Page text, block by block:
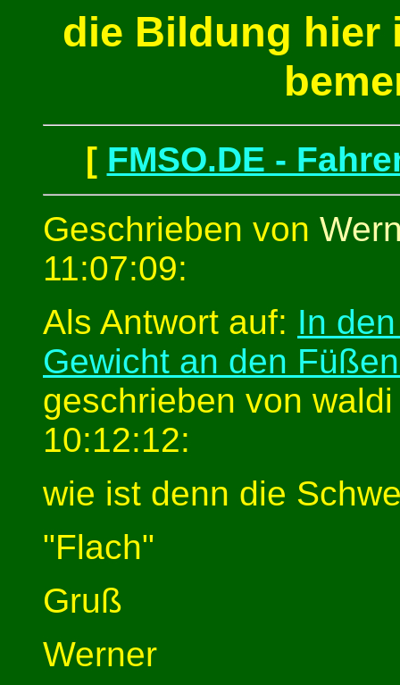
die Bildung hier
[ FMSO.DE -
Geschrieben von
11:07:09:
Als Antwort auf: In
Gewicht an den
geschrieben von
10:12:12:
wie ist denn die
"Flach"
Gruß
Werner